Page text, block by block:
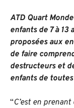
ATD Quart
enfants de 7 à 13
proposées aux
de faire
destructeurs et
enfants de
“C’est en